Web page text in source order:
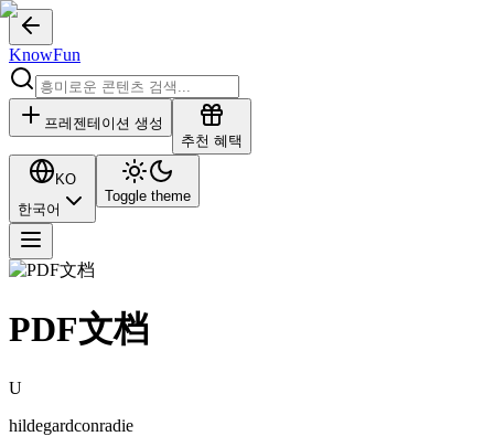
KnowFun
프레젠테이션 생성
추천 혜택
KO
한국어
Toggle theme
PDF文档
U
hildegardconradie